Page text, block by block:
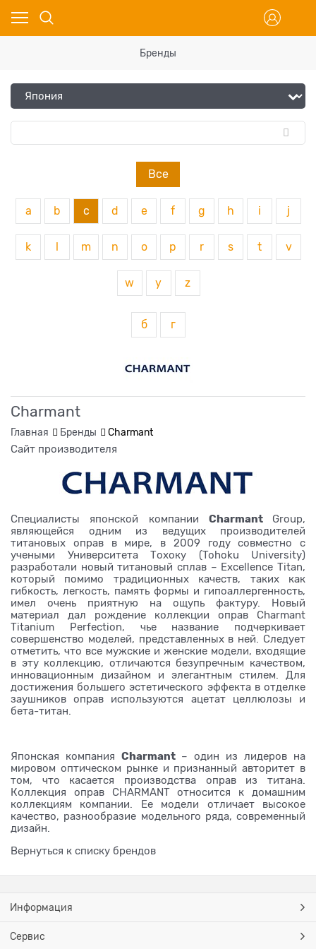
Бренды
Все
a b c d e f g h i j
k m n o p r s t v
w y z
б г
Charmant
Главная Бренды
Charmant
Сайт производителя
Специалисты японской компании Charmant
Group,
являющейся одним из ведущих производителей
титановых оправ в мире, в 2009 году совместно с
учеными Университета Тохоку (Tohoku University)
разработали новый титановый сплав – Excellence Titan,
который помимо традиционных качеств, таких как
гибкость, легкость, память формы и гипоаллергенность,
имел очень приятную на ощупь фактуру. Новый
материал дал рождение коллекции оправ Charmant
Titanium Perfection, чье название подчеркивает
совершенство моделей, представленных в ней. Следует
отметить, что все мужские и женские модели, входящие
в эту коллекцию, отличаются безупречным качеством,
инновационным дизайном и элегантным стилем. Для
достижения большего эстетического эффекта в отделке
заушников оправ используются ацетат целлюлозы и
бета-титан.
Японская компания Charmant – один из лидеров на
мировом оптическом рынке и признанный авторитет в
том, что касается производства оправ из титана.
Коллекция оправ CHARMANT относится к домашним
коллекциям компании. Ее модели отличает высокое
качество, разнообразие модельного ряда, современный
дизайн.
Вернуться к списку брендов
Информация
Сервис